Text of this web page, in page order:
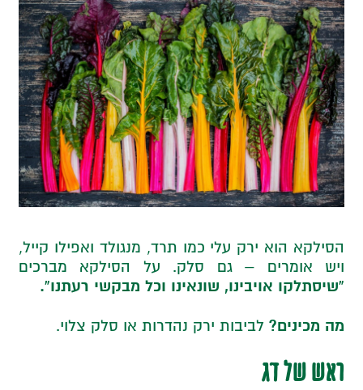
הסילקא הוא ירק עלי כמו תרד, מנגולד ואפילו קייל,
ויש אומרים – גם סלק. על הסילקא מברכים
“שיסתלקו אויבינו, שונאינו וכל מבקשי רעתנו”.
מה מכינים? לביבות ירק נהדרות או סלק צלוי.
ראש של דג